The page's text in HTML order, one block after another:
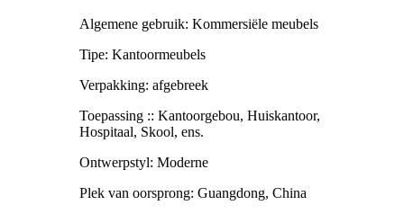
Algemene gebruik: Kommersiële meubels
Tipe: Kantoormeubels
Verpakking: afgebreek
Toepassing :: Kantoorgebou, Huiskantoor,
Hospitaal, Skool, ens.
Ontwerpstyl: Moderne
Plek van oorsprong: Guangdong, China